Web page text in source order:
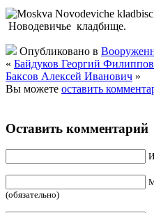
Новодевичье кладбище.
Опубликовано в
« Байдуков Георгий
Баксов Алексей Иванович »
Вы можете оставить
Оставить комментарий
(обязательно)